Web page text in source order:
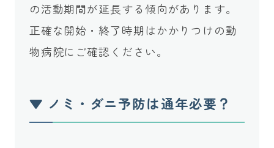
の活動期間が延長する傾向があります。
正確な開始・終了時期はかかりつけの動
物病院にご確認ください。
▼ ノミ・ダニ予防は通年必要？